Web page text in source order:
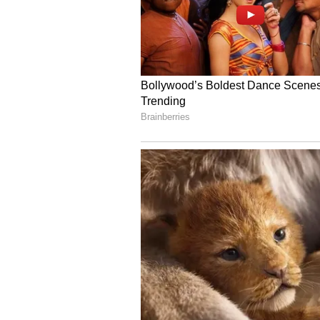
Image Credit : Instagram
ಇದೇ ಮಾಡ್ಬೇಡಿ ಮಕ್ಕಳು
ಅಭಿಮಾನಿಗಳು ಜೋಡಿಗಳ ಫೋಟೊ
ಮಾಡುತ್ತಿದ್ದರೆ, ಒಬ್ಬರಂತೂ ಇದನ್ನೇ
5
7